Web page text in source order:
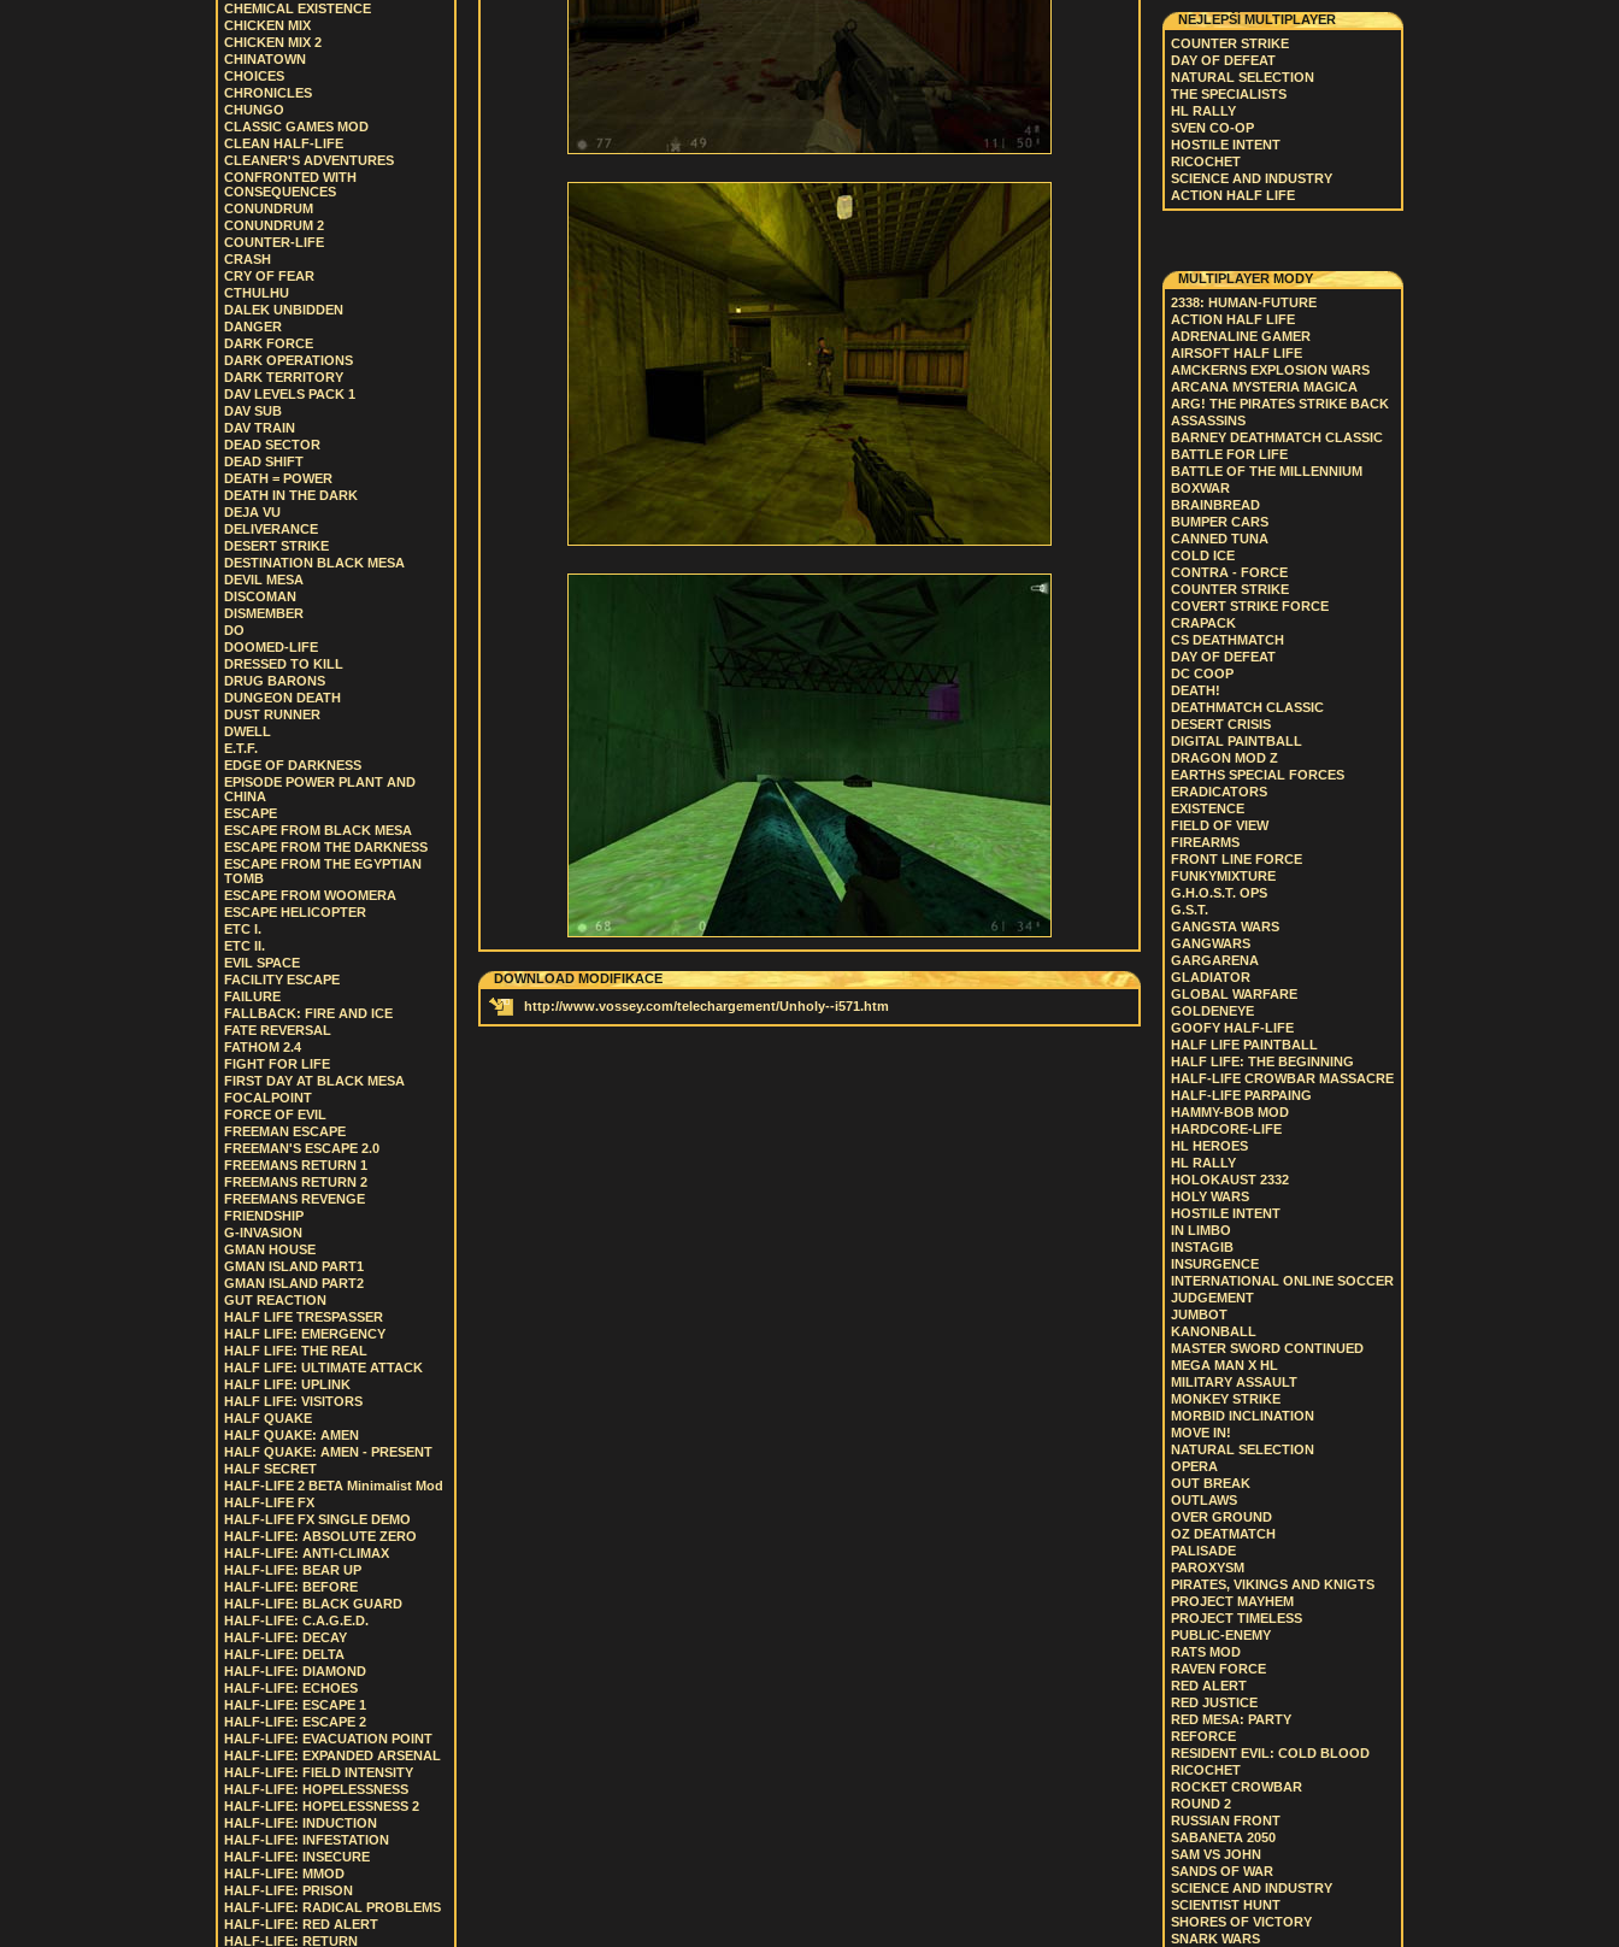
CHEMICAL EXISTENCE
CHICKEN MIX
CHICKEN MIX 2
CHINATOWN
CHOICES
CHRONICLES
CHUNGO
CLASSIC GAMES MOD
CLEAN HALF-LIFE
CLEANER'S ADVENTURES
CONFRONTED WITH
CONSEQUENCES
CONUNDRUM
CONUNDRUM 2
COUNTER-LIFE
CRASH
CRY OF FEAR
CTHULHU
DALEK UNBIDDEN
DANGER
DARK FORCE
DARK OPERATIONS
DARK TERRITORY
DAV LEVELS PACK 1
DAV SUB
DAV TRAIN
DEAD SECTOR
DEAD SHIFT
DEATH = POWER
DEATH IN THE DARK
DEJA VU
DELIVERANCE
DESERT STRIKE
DESTINATION BLACK MESA
DEVIL MESA
DISCOMAN
DISMEMBER
DO
DOOMED-LIFE
DRESSED TO KILL
DRUG BARONS
DUNGEON DEATH
DUST RUNNER
DWELL
E.T.F.
EDGE OF DARKNESS
EPISODE POWER PLANT AND
CHINA
ESCAPE
ESCAPE FROM BLACK MESA
ESCAPE FROM THE DARKNESS
ESCAPE FROM THE EGYPTIAN
TOMB
ESCAPE FROM WOOMERA
ESCAPE HELICOPTER
ETC I.
ETC II.
EVIL SPACE
FACILITY ESCAPE
FAILURE
FALLBACK: FIRE AND ICE
FATE REVERSAL
FATHOM 2.4
FIGHT FOR LIFE
FIRST DAY AT BLACK MESA
FOCALPOINT
FORCE OF EVIL
FREEMAN ESCAPE
FREEMAN'S ESCAPE 2.0
FREEMANS RETURN 1
FREEMANS RETURN 2
FREEMANS REVENGE
FRIENDSHIP
G-INVASION
GMAN HOUSE
GMAN ISLAND PART1
GMAN ISLAND PART2
GUT REACTION
HALF LIFE TRESPASSER
HALF LIFE: EMERGENCY
HALF LIFE: THE REAL
HALF LIFE: ULTIMATE ATTACK
HALF LIFE: UPLINK
HALF LIFE: VISITORS
HALF QUAKE
HALF QUAKE: AMEN
HALF QUAKE: AMEN - PRESENT
HALF SECRET
HALF-LIFE 2 BETA Minimalist Mod
HALF-LIFE FX
HALF-LIFE FX SINGLE DEMO
HALF-LIFE: ABSOLUTE ZERO
HALF-LIFE: ANTI-CLIMAX
HALF-LIFE: BEAR UP
HALF-LIFE: BEFORE
HALF-LIFE: BLACK GUARD
HALF-LIFE: C.A.G.E.D.
HALF-LIFE: DECAY
HALF-LIFE: DELTA
HALF-LIFE: DIAMOND
HALF-LIFE: ECHOES
HALF-LIFE: ESCAPE 1
HALF-LIFE: ESCAPE 2
HALF-LIFE: EVACUATION POINT
HALF-LIFE: EXPANDED ARSENAL
HALF-LIFE: FIELD INTENSITY
HALF-LIFE: HOPELESSNESS
HALF-LIFE: HOPELESSNESS 2
HALF-LIFE: INDUCTION
HALF-LIFE: INFESTATION
HALF-LIFE: INSECURE
HALF-LIFE: MMOD
HALF-LIFE: PRISON
HALF-LIFE: RADICAL PROBLEMS
HALF-LIFE: RED ALERT
HALF-LIFE: RETURN
DOWNLOAD MODIFIKACE
http://www.vossey.com/telechargement/Unholy--i571.htm
NEJLEPŠÍ MULTIPLAYER
COUNTER STRIKE
DAY OF DEFEAT
NATURAL SELECTION
THE SPECIALISTS
HL RALLY
SVEN CO-OP
HOSTILE INTENT
RICOCHET
SCIENCE AND INDUSTRY
ACTION HALF LIFE
MULTIPLAYER MODY
2338: HUMAN-FUTURE
ACTION HALF LIFE
ADRENALINE GAMER
AIRSOFT HALF LIFE
AMCKERNS EXPLOSION WARS
ARCANA MYSTERIA MAGICA
ARG! THE PIRATES STRIKE BACK
ASSASSINS
BARNEY DEATHMATCH CLASSIC
BATTLE FOR LIFE
BATTLE OF THE MILLENNIUM
BOXWAR
BRAINBREAD
BUMPER CARS
CANNED TUNA
COLD ICE
CONTRA - FORCE
COUNTER STRIKE
COVERT STRIKE FORCE
CRAPACK
CS DEATHMATCH
DAY OF DEFEAT
DC COOP
DEATH!
DEATHMATCH CLASSIC
DESERT CRISIS
DIGITAL PAINTBALL
DRAGON MOD Z
EARTHS SPECIAL FORCES
ERADICATORS
EXISTENCE
FIELD OF VIEW
FIREARMS
FRONT LINE FORCE
FUNKYMIXTURE
G.H.O.S.T. OPS
G.S.T.
GANGSTA WARS
GANGWARS
GARGARENA
GLADIATOR
GLOBAL WARFARE
GOLDENEYE
GOOFY HALF-LIFE
HALF LIFE PAINTBALL
HALF LIFE: THE BEGINNING
HALF-LIFE CROWBAR MASSACRE
HALF-LIFE PARPAING
HAMMY-BOB MOD
HARDCORE-LIFE
HL HEROES
HL RALLY
HOLOKAUST 2332
HOLY WARS
HOSTILE INTENT
IN LIMBO
INSTAGIB
INSURGENCE
INTERNATIONAL ONLINE SOCCER
JUDGEMENT
JUMBOT
KANONBALL
MASTER SWORD CONTINUED
MEGA MAN X HL
MILITARY ASSAULT
MONKEY STRIKE
MORBID INCLINATION
MOVE IN!
NATURAL SELECTION
OPERA
OUT BREAK
OUTLAWS
OVER GROUND
OZ DEATMATCH
PALISADE
PAROXYSM
PIRATES, VIKINGS AND KNIGTS
PROJECT MAYHEM
PROJECT TIMELESS
PUBLIC-ENEMY
RATS MOD
RAVEN FORCE
RED ALERT
RED JUSTICE
RED MESA: PARTY
REFORCE
RESIDENT EVIL: COLD BLOOD
RICOCHET
ROCKET CROWBAR
ROUND 2
RUSSIAN FRONT
SABANETA 2050
SAM VS JOHN
SANDS OF WAR
SCIENCE AND INDUSTRY
SCIENTIST HUNT
SHORES OF VICTORY
SNARK WARS